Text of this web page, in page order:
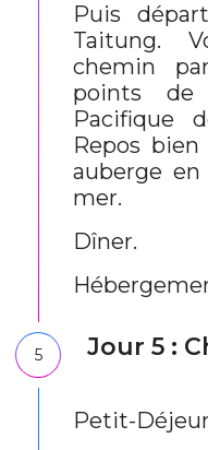
Puis
Taitung.
chemin
points de
Pacifique
Repos
auberge
mer.
Dîner.
5
Jour 5 :
Petit-